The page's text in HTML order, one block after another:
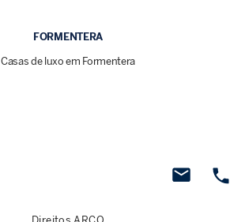
FORMENTERA
Casas de luxo em Formentera